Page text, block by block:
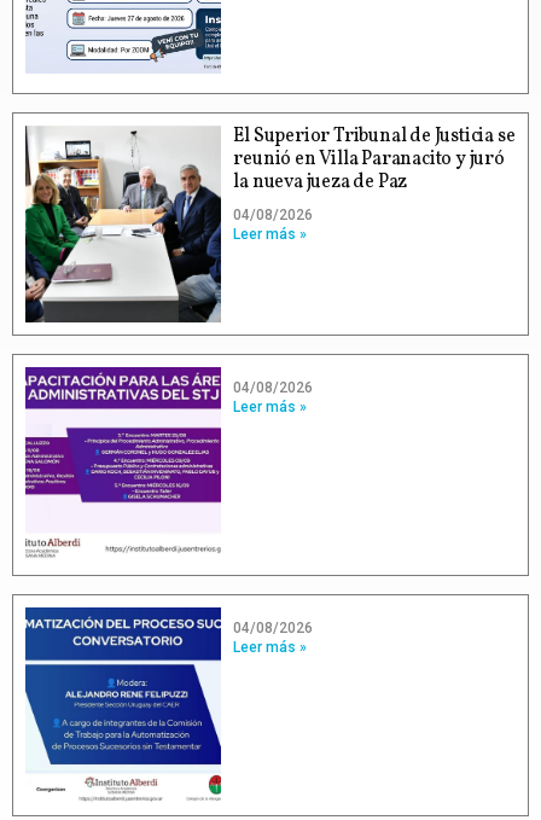
El Superior Tribunal de Justicia se
reunió en Villa Paranacito y juró
la nueva jueza de Paz
04/08/2026
Leer más »
04/08/2026
Leer más »
04/08/2026
Leer más »